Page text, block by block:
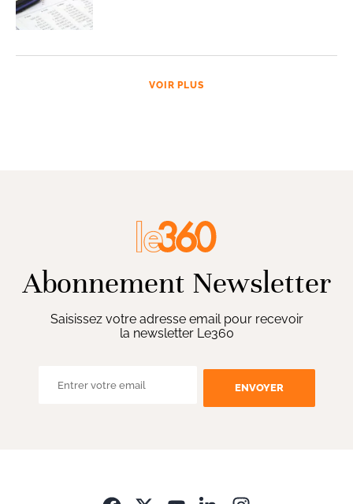
VOIR PLUS
Abonnement Newsletter
Saisissez votre adresse email pour recevoir
la newsletter Le360
ENVOYER